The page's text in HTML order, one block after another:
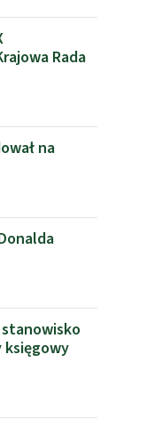
Rada
na
księgowy